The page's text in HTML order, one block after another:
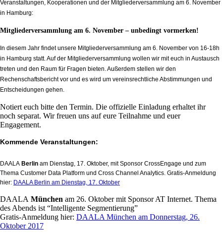
Veranstaltungen, Kooperationen und der Mitgliederversammlung am 6. November
in Hamburg:
Mitgliederversammlung am 6. November – unbedingt vormerken!
In diesem Jahr findet unsere Mitgliederversammlung am 6. November von 16-18h
in Hamburg statt. Auf der Mitgliederversammlung wollen wir mit euch in Austausch
treten und den Raum für Fragen bieten. Außerdem stellen wir den
Rechenschaftsbericht vor und es wird um vereinsrechtliche Abstimmungen und
Entscheidungen gehen.
Notiert euch bitte den Termin. Die offizielle Einladung erhaltet ihr
noch separat. Wir freuen uns auf eure Teilnahme und euer
Engagement.
Kommende Veranstaltungen:
DAALA Berlin am Dienstag, 17. Oktober, mit Sponsor CrossEngage und zum
Thema Customer Data Platform und Cross Channel Analytics. Gratis-Anmeldung
hier: DAALA Berlin am Dienstag, 17. Oktober
DAALA München am 26. Oktober mit Sponsor AT Internet. Thema
des Abends ist “Intelligente Segmentierung”
Gratis-Anmeldung hier: DAALA München am Donnerstag, 26.
Oktober 2017